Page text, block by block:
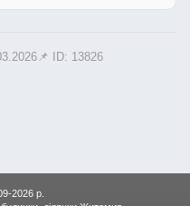
📌 ID: 13826
2026 р.